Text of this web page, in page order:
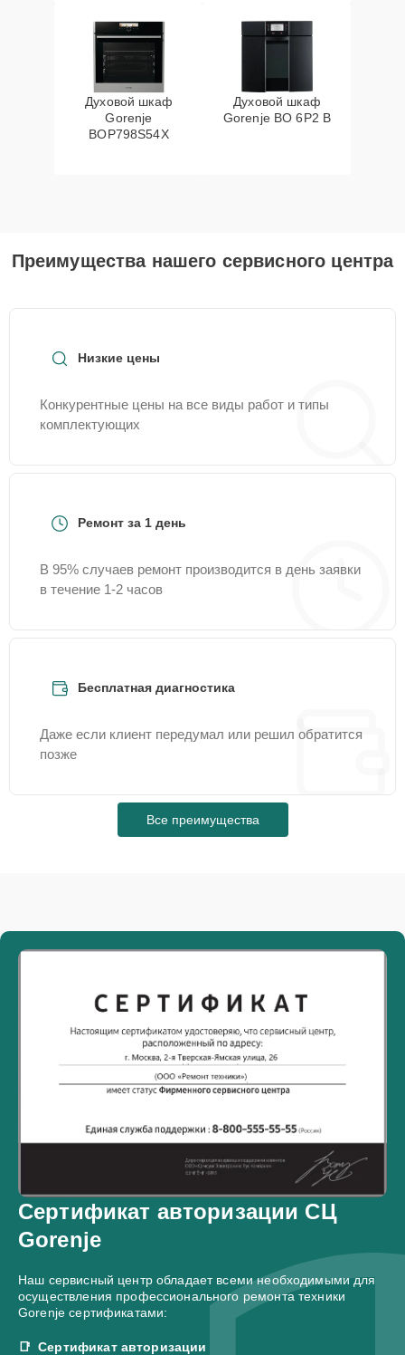
Духовой шкаф
Gorenje
BOP798S54X
Духовой шкаф
Gorenje BO 6P2 B
Преимущества нашего сервисного центра
Низкие цены
Конкурентные цены на все виды работ и типы
комплектующих
Ремонт за 1 день
В 95% случаев ремонт производится в день заявки
в течение 1-2 часов
Бесплатная диагностика
Даже если клиент передумал или решил обратится
позже
Все преимущества
Сертификат авторизации СЦ
Gorenje
Наш сервисный центр обладает всеми необходимыми для
осуществления профессионального ремонта техники
Gorenje сертификатами:
Сертификат авторизации